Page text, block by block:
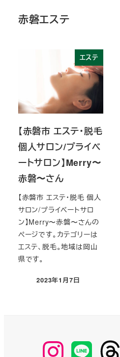
赤磐エステ
エステ
【赤磐市 エステ・脱毛
個人サロン/プライベ
ートサロン】Merry〜
赤磐〜さん
【赤磐市 エステ・脱毛 個人
サロン/プライベートサロ
ン】Merry〜赤磐〜さんの
ページです。カテゴリーは
エステ、脱毛。地域は岡山
県です。
投稿日
2023年1月7日
【Instagram】
MyKOBAKO
【LINE】